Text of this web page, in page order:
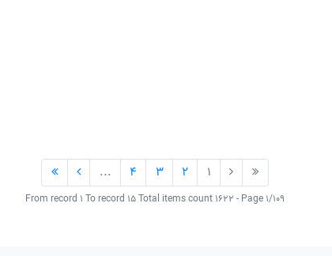
1
2
3
4
...
From record 1 To record 15 Total items count 1622 - Page 1/109